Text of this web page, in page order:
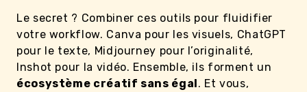
Le secret ? Combiner ces outils pour fluidifier
votre workflow. Canva pour les visuels, ChatGPT
pour le texte, Midjourney pour l’originalité,
Inshot pour la vidéo. Ensemble, ils forment un
écosystème créatif sans égal. Et vous,